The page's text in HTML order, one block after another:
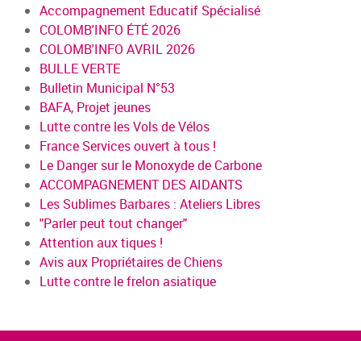
Accompagnement Educatif Spécialisé
COLOMB'INFO ÉTÉ 2026
COLOMB'INFO AVRIL 2026
BULLE VERTE
Bulletin Municipal N°53
BAFA, Projet jeunes
Lutte contre les Vols de Vélos
France Services ouvert à tous !
Le Danger sur le Monoxyde de Carbone
ACCOMPAGNEMENT DES AIDANTS
Les Sublimes Barbares : Ateliers Libres
"Parler peut tout changer"
Attention aux tiques !
Avis aux Propriétaires de Chiens
Lutte contre le frelon asiatique